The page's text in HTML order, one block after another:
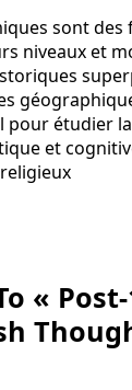
sont
niveaux et
pour étudier
et
«